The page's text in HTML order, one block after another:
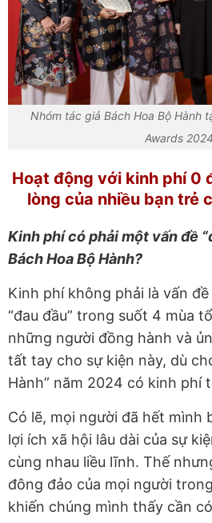
Nhóm tác giả Bách Hoa Bộ Hành
Awards 2024
Hoạt động với kinh phí 0
lòng của nhiều bạn trẻ
Kinh phí có phải một vấn đề
Bách Hoa Bộ Hành?
Kinh phí không phải là vấn
“đau đầu” trong suốt 4 mùa
những người đồng hành và
tất tay cho sự kiện này, dù
Hành” năm 2024 có kinh phí
Có lẽ, mọi người đã hết mình
lợi ích xã hội lâu dài của sự
cùng nhau liều lĩnh. Thế
đông đảo của mọi người
khiến chúng mình thấy cần